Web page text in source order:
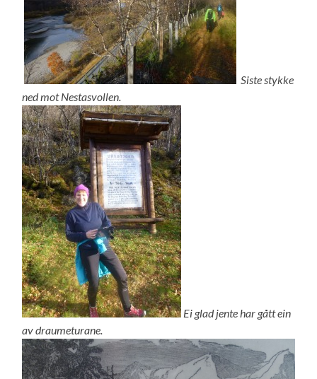
Siste stykke
ned mot Nestasvollen.
Ei glad jente har gått ein
av draumeturane.